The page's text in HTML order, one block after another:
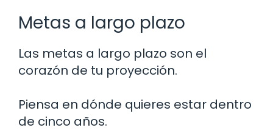
Metas a largo plazo
Las metas a largo plazo son el
corazón de tu proyección.
Piensa en dónde quieres estar dentro
de cinco años.